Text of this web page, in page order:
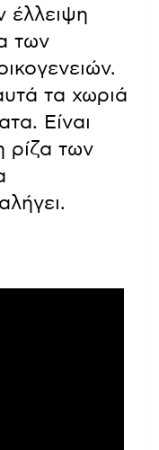
έλλειψη
των
τα χωριά
Είναι
ρίζα των